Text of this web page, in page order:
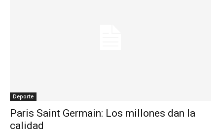
Deporte
Paris Saint Germain: Los millones dan la
calidad